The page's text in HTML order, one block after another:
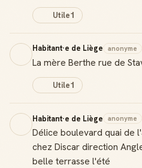
Utile1
Habitant·e de Liège anonyme
La mère Berthe rue de
Utile1
Habitant·e de Liège anonyme
Délice boulevard quai de
chez Discar direction
belle terrasse l'été